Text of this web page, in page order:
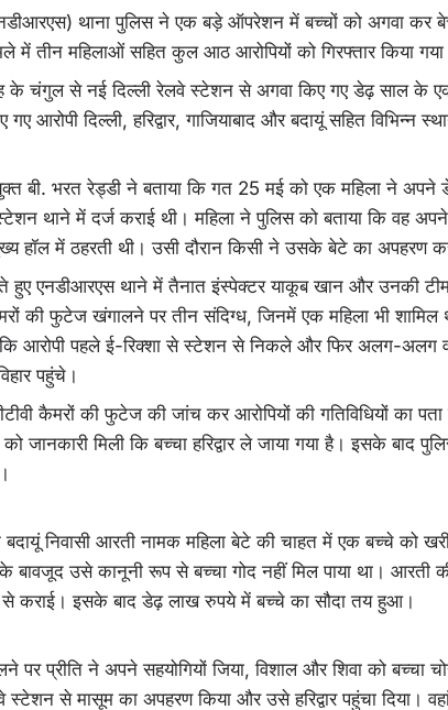
थाना पुलिस ने एक बड़े ऑपरेशन में बच्चों को अगवा कर
में तीन महिलाओं सहित कुल आठ आरोपियों को गिरफ्तार किया गया
के चंगुल से नई दिल्ली रेलवे स्टेशन से अगवा किए गए डेढ़ साल के
गए आरोपी दिल्ली, हरिद्वार, गाजियाबाद और बदायूं सहित विभिन्न
बी. भरत रेड्डी ने बताया कि गत 25 मई को एक महिला ने अपने
थाने में दर्ज कराई थी। महिला ने पुलिस को बताया कि वह
हॉल में ठहरती थी। उसी दौरान किसी ने उसके बेटे का अपहरण
हुए एनडीआरएस थाने में तैनात इंस्पेक्टर याकूब खान और उनकी
की फुटेज खंगालने पर तीन संदिग्ध, जिनमें एक महिला भी शामिल
आरोपी पहले ई-रिक्शा से स्टेशन से निकले और फिर अलग-अलग
पहुंचे।
कैमरों की फुटेज की जांच कर आरोपियों की गतिविधियों का
मिली कि बच्चा हरिद्वार ले जाया गया है। इसके बाद
निवासी आरती नामक महिला बेटे की चाहत में एक बच्चे को
बावजूद उसे कानूनी रूप से बच्चा गोद नहीं मिल पाया था। आरती
से कराई। इसके बाद डेढ़ लाख रुपये में बच्चे का सौदा तय हुआ।
पर प्रीति ने अपने सहयोगियों जिया, विशाल और शिवा को बच्चा
स्टेशन से मासूम का अपहरण किया और उसे हरिद्वार पहुंचा दिया।